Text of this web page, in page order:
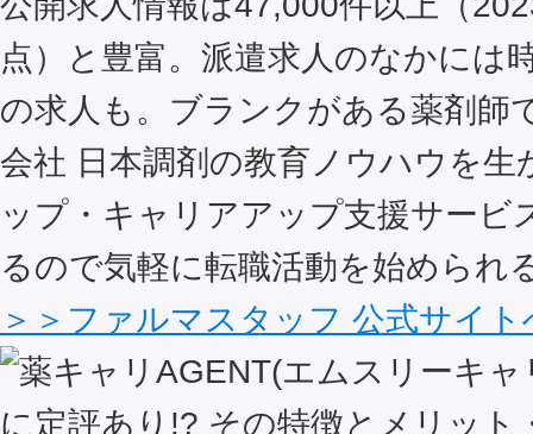
点）と豊富。派遣求人のなかには
の求人も。ブランクがある薬剤師
会社 日本調剤の教育ノウハウを生
ップ・キャリアアップ支援サービ
るので気軽に転職活動を始められ
＞＞ファルマスタッフ 公式サイト